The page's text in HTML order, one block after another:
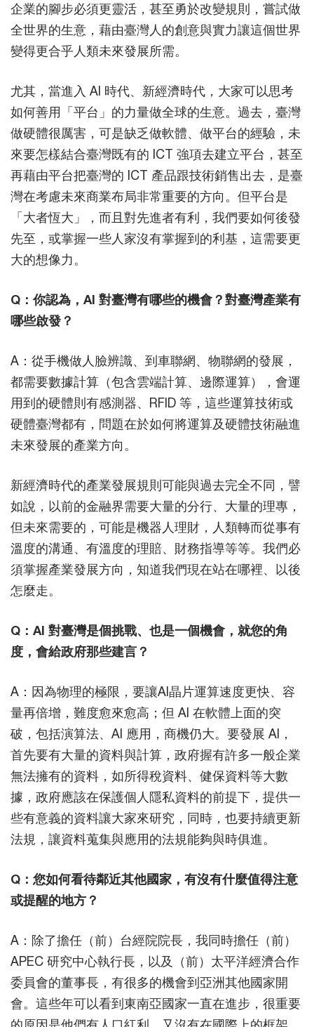
企業的腳步必須更靈活，甚至勇於改變規則，嘗試做
全世界的生意，藉由臺灣人的創意與實力讓這個世界
變得更合乎人類未來發展所需。
尤其，當進入 AI 時代、新經濟時代，大家可以思考
如何善用「平台」的力量做全球的生意。過去，臺灣
做硬體很厲害，可是缺乏做軟體、做平台的經驗，未
來要怎樣結合臺灣既有的 ICT 強項去建立平台，甚至
再藉由平台把臺灣的 ICT 產品跟技術銷售出去，是臺
灣在考慮未來商業布局非常重要的方向。但平台是
「大者恆大」，而且對先進者有利，我們要如何後發
先至，或掌握一些人家沒有掌握到的利基，這需要更
大的想像力。
Q：你認為，AI 對臺灣有哪些的機會？對臺灣產業有
哪些啟發？
A：從手機做人臉辨識、到車聯網、物聯網的發展，
都需要數據計算（包含雲端計算、邊際運算），會運
用到的硬體則有感測器、RFID 等，這些運算技術或
硬體臺灣都有，問題在於如何將運算及硬體技術融進
未來發展的產業方向。
新經濟時代的產業發展規則可能與過去完全不同，譬
如說，以前的金融界需要大量的分行、大量的理專，
但未來需要的，可能是機器人理財，人類轉而從事有
溫度的溝通、有溫度的理賠、財務指導等等。我們必
須掌握產業發展方向，知道我們現在站在哪裡、以後
怎麼走。
Q：AI 對臺灣是個挑戰、也是一個機會，就您的角
度，會給政府那些建言？
A：因為物理的極限，要讓AI晶片運算速度更快、容
量再倍增，難度愈來愈高；但 AI 在軟體上面的突
破，包括演算法、AI 應用，商機仍大。要發展 AI，
首先要有大量的資料與計算，政府握有許多一般企業
無法擁有的資料，如所得稅資料、健保資料等大數
據，政府應該在保護個人隱私資料的前提下，提供一
些有意義的資料讓大家來研究，同時，也要持續更新
法規，讓資料蒐集與應用的法規能夠與時俱進。
Q：您如何看待鄰近其他國家，有沒有什麼值得注意
或提醒的地方？
A：除了擔任（前）台經院院長，我同時擔任（前）
APEC 研究中心執行長，以及（前）太平洋經濟合作
委員會的董事長，有很多的機會到亞洲其他國家開
會。這些年可以看到東南亞國家一直在進步，很重要